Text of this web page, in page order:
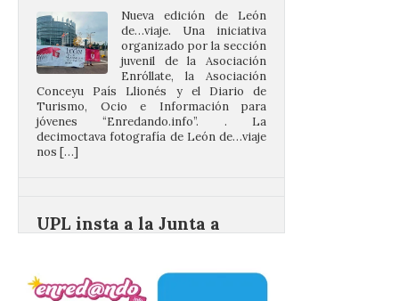
juvenil de la Asociación
Enróllate, la Asociación
Conceyu País Llionés y el Diario de
Turismo, Ocio e Información para
jóvenes “Enredando.info”. . La
decimoctava fotografía de León de…viaje
nos […]
BIC en estado de ruina